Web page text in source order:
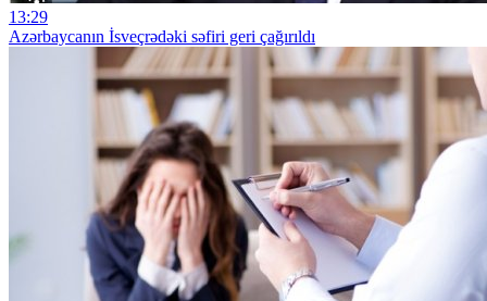
13:29
Azərbaycanın İsveçrədəki səfiri geri çağırıldı